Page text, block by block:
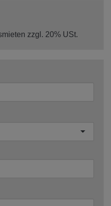
zzgl. 20% USt.